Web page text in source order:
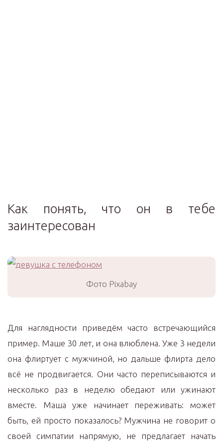
Как понять, что он в тебе
заинтересован
Фото Pixabay
Для наглядности приведём часто встречающийся
пример. Маше 30 лет, и она влюблена. Уже 3 недели
она флиртует с мужчиной, но дальше флирта дело
всё не продвигается. Они часто переписываются и
несколько раз в неделю обедают или ужинают
вместе. Маша уже начинает переживать: может
быть, ей просто показалось? Мужчина не говорит о
своей симпатии напрямую, не предлагает начать